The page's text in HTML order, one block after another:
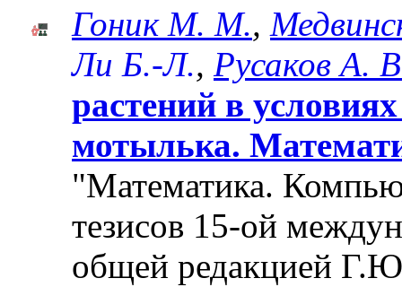
Гоник М. М.,
Ли Б.-Л., Русаков А.
растений в
мотылька.
"Математика.
тезисов 15-ой
общей редакцией